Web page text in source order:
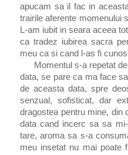
apucam sa il fac in
trairile aferente momenului
L-am iubit in seara aceea
ca tradez iubirea sacra
meu ca si cand l-as fi
Momentul s-a repetat
data, se pare ca ma face
de aceasta data, spre
senzual, sofisticat, dar
dragostea pentru mine, din
data cand incerc sa sa
tare, aroma sa s-a
meu insetat nu mai poate